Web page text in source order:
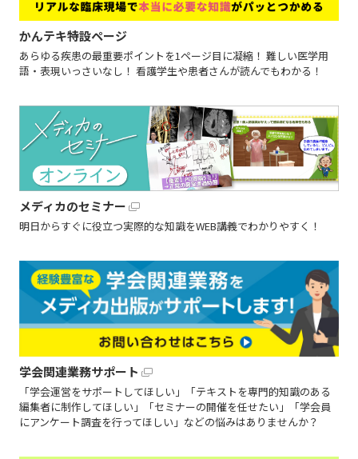
かんテキ特設ページ
あらゆる疾患の最重要ポイントを1ページ目に凝縮！ 難しい医学用
語・表現いっさいなし！ 看護学生や患者さんが読んでもわかる！
メディカのセミナー
明日からすぐに役立つ実際的な知識をWEB講義でわかりやすく！
学会関連業務サポート
「学会運営をサポートしてほしい」「テキストを専門的知識のある
編集者に制作してほしい」「セミナーの開催を任せたい」「学会員
にアンケート調査を行ってほしい」などの悩みはありませんか？